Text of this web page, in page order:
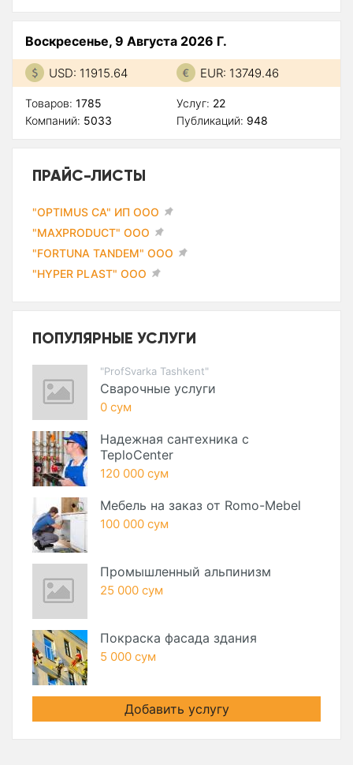
Воскресенье, 9 Августа 2026 Г.
USD: 11915.64 EUR: 13749.46
Товаров: 1785
Компаний: 5033
Услуг: 22
Публикаций: 948
ПРАЙС-ЛИСТЫ
"OPTIMUS CA" ИП ООО
"MAXPRODUCT" ООО
"FORTUNA TANDEM" ООО
"HYPER PLAST" ООО
ПОПУЛЯРНЫЕ УСЛУГИ
"ProfSvarka Tashkent"
Сварочные услуги
0 сум
Надежная сантехника с
TeploCenter
120 000 сум
Мебель на заказ от Romo-Mebel
100 000 сум
Промышленный альпинизм
25 000 сум
Покраска фасада здания
5 000 сум
Добавить услугу